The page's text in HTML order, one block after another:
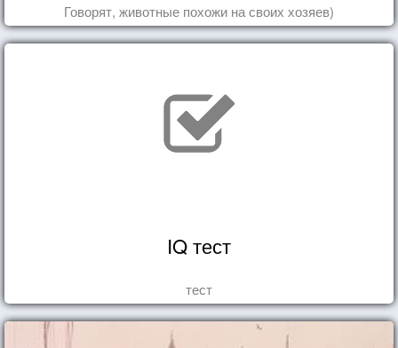
Говорят, животные похожи на своих хозяев)
IQ тест
тест